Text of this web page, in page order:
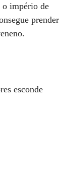
o império de
prender
esconde